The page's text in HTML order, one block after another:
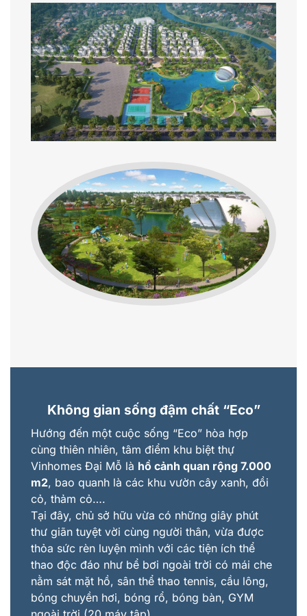
Không gian sống đậm chất “Eco”
Hướng đến một cuộc sống “Eco” hòa hợp
cùng thiên nhiên, tâm điểm khu biệt thự
Vinhomes Đại Mỗ là hồ cảnh quan rộng 7.000
m2, bao quanh là các khu vườn cây xanh, đồi
cỏ, thảm cỏ….
Tại đây, chủ sở hữu vừa có những giây phút
thư giãn tuyệt vời cùng người thân, vừa được
thỏa sức rèn luyện mình với các tiện ích thể
thao độc đáo như bể bơi ngoài trời có mái che
nằm sát mặt hồ, sân thể thao tennis, cầu lông,
bóng chuyền hơi, bóng rổ, bóng bàn, GYM